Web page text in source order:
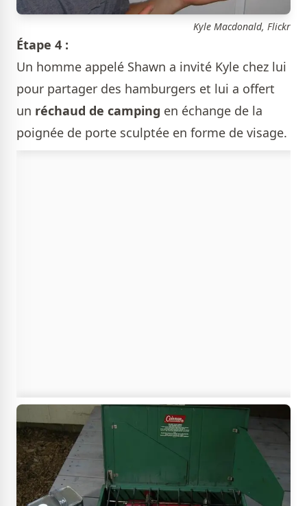
Kyle Macdonald, Flickr
Étape 4 :
Un homme appelé Shawn a invité Kyle chez lui
pour partager des hamburgers et lui a offert
un réchaud de camping en échange de la
poignée de porte sculptée en forme de visage.